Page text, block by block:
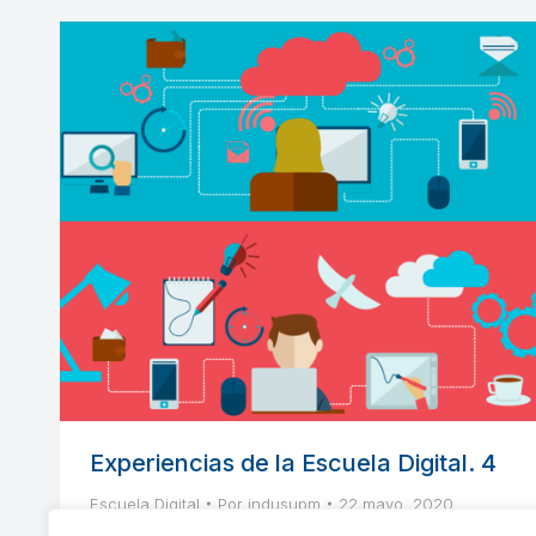
Experiencias de la Escuela Digital. 4
Escuela Digital Por indusupm 22 mayo, 2020